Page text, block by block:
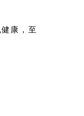
康，至